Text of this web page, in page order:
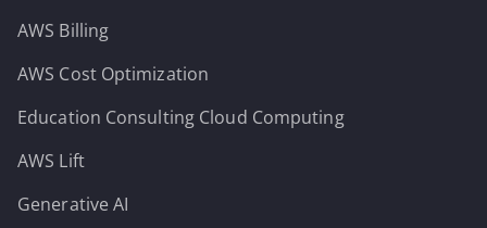
AWS Billing
AWS Cost Optimization
Education Consulting Cloud Computing
AWS Lift
Generative AI